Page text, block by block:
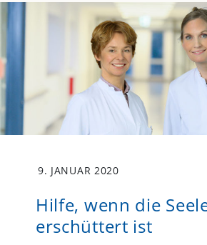
9. JANUAR 2020
Hilfe, wenn die
erschüttert ist